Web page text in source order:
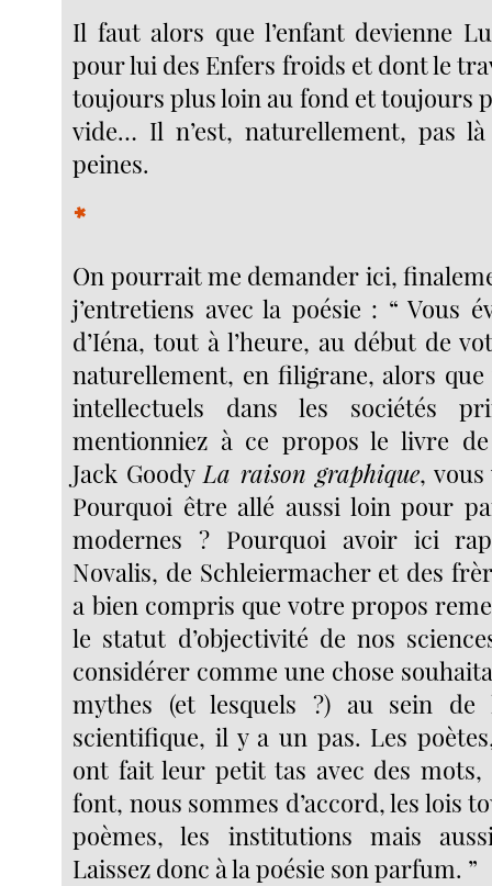
Il faut alors que l’enfant devienne
pour lui des Enfers froids et dont le
toujours plus loin au fond et toujours
vide… Il n’est, naturellement, pas
peines.
*
On pourrait me demander ici,
j’entretiens avec la poésie : “ Vous
d’Iéna, tout à l’heure, au début de
naturellement, en filigrane, alors que
intellectuels dans les sociétés
mentionniez à ce propos le livre de
Jack GoodyLa raison graphique, vous
Pourquoi être allé aussi loin pour
modernes ? Pourquoi avoir ici
Novalis, de Schleiermacher et des
a bien compris que votre propos
le statut d’objectivité de nos
considérer comme une chose
mythes (et lesquels ?) au sein de
scientifique, il y a un pas. Les
ont fait leur petit tas avec des mots,
font, nous sommes d’accord, les lois
poèmes, les institutions mais
Laissez donc à la poésie son parfum. ”